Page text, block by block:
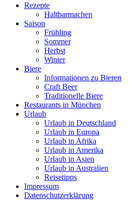
Rezepte
Haltbarmachen
Saison
Frühling
Sommer
Herbst
Winter
Biere
Informationen zu Bieren
Craft Beer
Traditionelle Biere
Restaurants in München
Urlaub
Urlaub in Deutschland
Urlaub in Europa
Urlaub in Afrika
Urlaub in Amerika
Urlaub in Asien
Urlaub in Australien
Reisetipps
Impressum
Datenschutzerklärung